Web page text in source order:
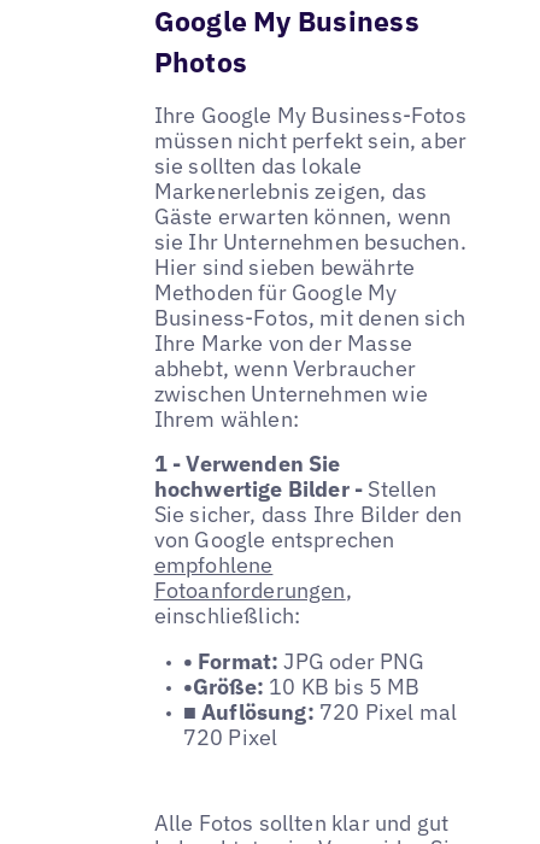
Google My Business
Photos
Ihre Google My Business-Fotos
müssen nicht perfekt sein, aber
sie sollten das lokale
Markenerlebnis zeigen, das
Gäste erwarten können, wenn
sie Ihr Unternehmen besuchen.
Hier sind sieben bewährte
Methoden für Google My
Business-Fotos, mit denen sich
Ihre Marke von der Masse
abhebt, wenn Verbraucher
zwischen Unternehmen wie
Ihrem wählen:
1 - Verwenden Sie
hochwertige Bilder - Stellen
Sie sicher, dass Ihre Bilder den
von Google entsprechen
empfohlene
Fotoanforderungen,
einschließlich:
• Format:JPG oder PNG
•Größe: 10 KB bis 5 MB
■ Auflösung: 720 Pixel mal
720 Pixel
Alle Fotos sollten klar und gut